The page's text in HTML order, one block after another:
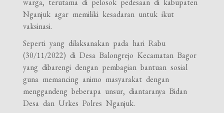
warga, terutama di pelosok pedesaan di kabupaten
Nganjuk agar memiliki kesadaran untuk ikut
vaksinasi.
Seperti yang dilaksanakan pada hari Rabu
(30/11/2022) di Desa Balongrejo Kecamatan Bagor
yang dibarengi dengan pembagian bantuan sosial
guna memancing animo masyarakat dengan
menggandeng beberapa unsur, diantaranya Bidan
Desa dan Urkes Polres Nganjuk.